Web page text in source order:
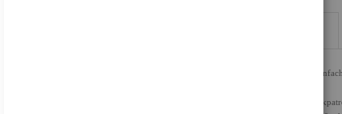
Schnelle Druckgeschwindigkeiten, hoher Scandurchsatz und
Einige Drucker von HP sind nur für die Verwendung mit